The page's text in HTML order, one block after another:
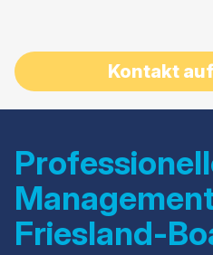
Kontakt
Friesland-